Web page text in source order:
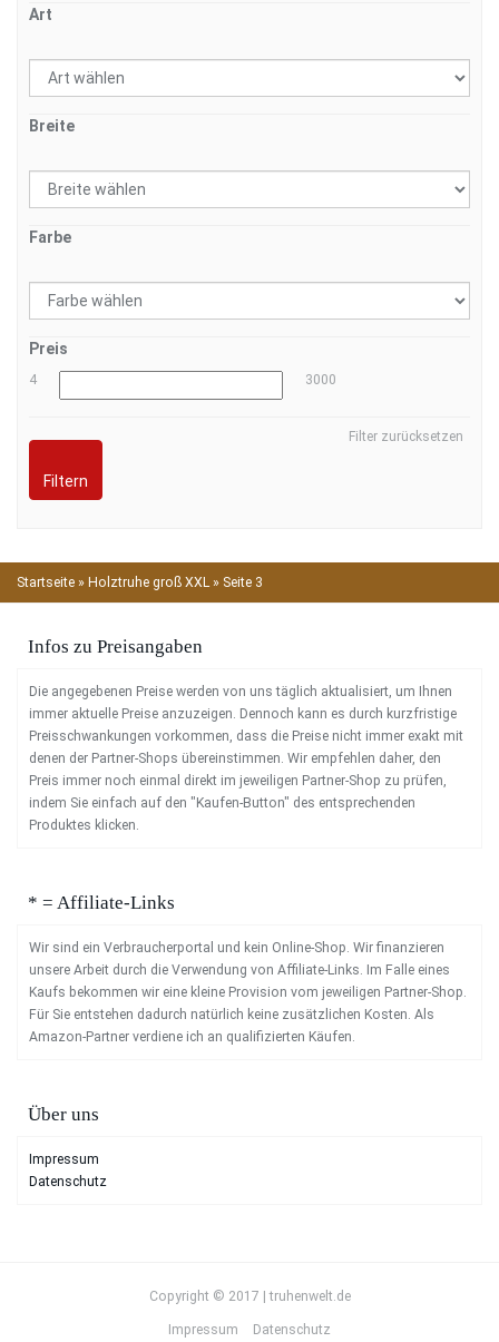
Art
Breite
Farbe
Preis
4 3000
Filter zurücksetzen
Filtern
Startseite » Holztruhe groß XXL » Seite 3
Infos zu Preisangaben
Die angegebenen Preise werden von uns täglich aktualisiert, um Ihnen
immer aktuelle Preise anzuzeigen. Dennoch kann es durch kurzfristige
Preisschwankungen vorkommen, dass die Preise nicht immer exakt mit
denen der Partner-Shops übereinstimmen. Wir empfehlen daher, den
Preis immer noch einmal direkt im jeweiligen Partner-Shop zu prüfen,
indem Sie einfach auf den "Kaufen-Button" des entsprechenden
Produktes klicken.
* = Affiliate-Links
Wir sind ein Verbraucherportal und kein Online-Shop. Wir finanzieren
unsere Arbeit durch die Verwendung von Affiliate-Links. Im Falle eines
Kaufs bekommen wir eine kleine Provision vom jeweiligen Partner-Shop.
Für Sie entstehen dadurch natürlich keine zusätzlichen Kosten. Als
Amazon-Partner verdiene ich an qualifizierten Käufen.
Über uns
Impressum
Datenschutz
Copyright © 2017 | truhenwelt.de
Impressum Datenschutz